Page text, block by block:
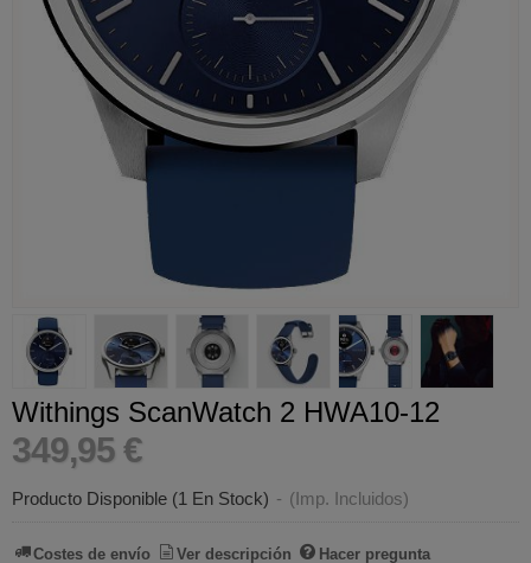
Withings ScanWatch 2 HWA10-12
349,95 €
Producto Disponible (1 En Stock) - (Imp. Incluidos)
Costes de envío Ver descripción Hacer pregunta